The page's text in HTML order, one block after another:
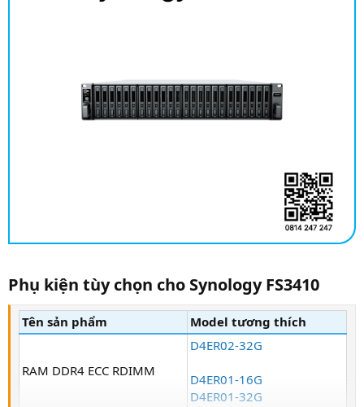
Phụ kiện tùy chọn cho Synology FS3410​
Tên sản phẩm Model tương thích
RAM DDR4 ECC RDIMM
D4ER02-32G
D4ER01-16G
D4ER01-32G